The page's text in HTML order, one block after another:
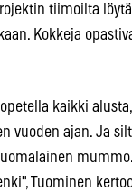
tiimoilta
Kokkeja
kaikki
vuoden ajan. Ja
Tuominen